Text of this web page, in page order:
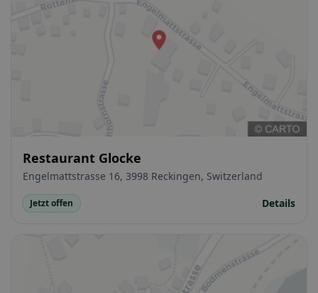
Restaurant Glocke
Engelmattstrasse 16, 3998 Reckingen, Switzerland
Jetzt offen Details